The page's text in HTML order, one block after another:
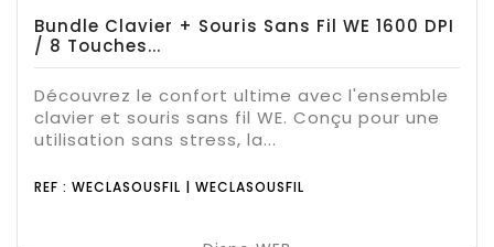
Bundle Clavier + Souris Sans Fil WE 1600 DPI
/ 8 Touches...
Découvrez le confort ultime avec l'ensemble
clavier et souris sans fil WE. Conçu pour une
utilisation sans stress, la...
REF : WECLASOUSFIL | WECLASOUSFIL